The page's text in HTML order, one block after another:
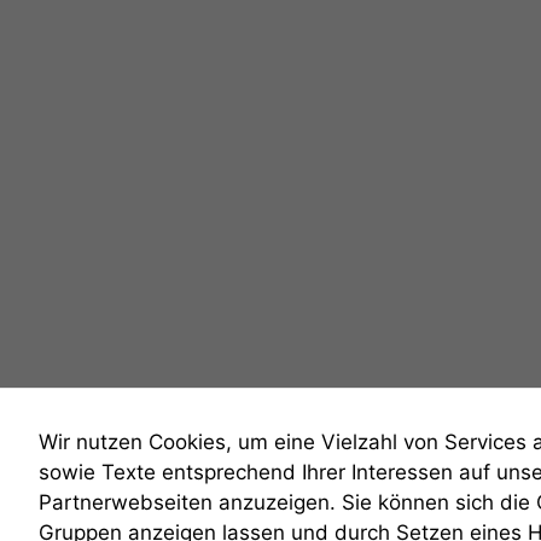
Wir nutzen Cookies, um eine Vielzahl von
sowie Texte entsprechend Ihrer Interessen auf
Partnerwebseiten anzuzeigen. Sie können sich
Gruppen anzeigen lassen und durch Setzen eines